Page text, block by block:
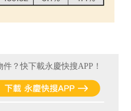
？快下載永慶快搜APP！